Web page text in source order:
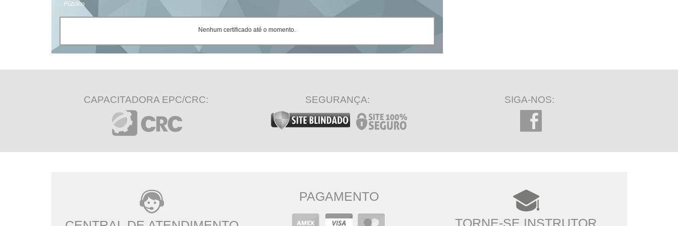
Público
Nenhum certificado até o momento.
CAPACITADORA EPC/CRC: SEGURANÇA: SIGA-NOS:
PAGAMENTO
TORNE-SE INSTRUTOR